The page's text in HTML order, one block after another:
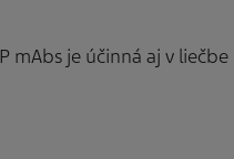
mAbs je účinná aj v